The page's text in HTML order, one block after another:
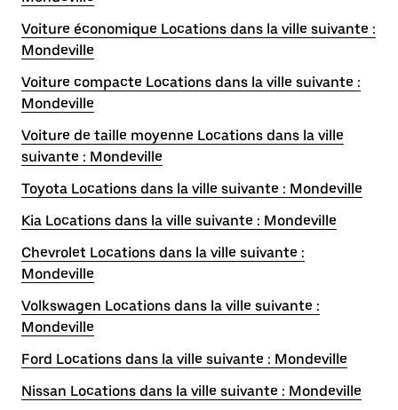
Voiture économique Locations dans la ville suivante :
Mondeville
Voiture compacte Locations dans la ville suivante :
Mondeville
Voiture de taille moyenne Locations dans la ville
suivante : Mondeville
Toyota Locations dans la ville suivante : Mondeville
Kia Locations dans la ville suivante : Mondeville
Chevrolet Locations dans la ville suivante :
Mondeville
Volkswagen Locations dans la ville suivante :
Mondeville
Ford Locations dans la ville suivante : Mondeville
Nissan Locations dans la ville suivante : Mondeville